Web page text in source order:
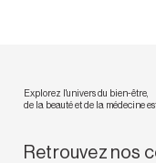
Retrouvez nos
Explorez l'univers du bien-être,
de la beauté et de la médecine